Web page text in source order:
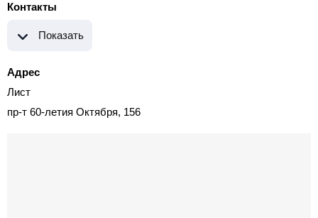
Контакты
Показать
Адрес
Лист
пр-т 60-летия Октября, 156